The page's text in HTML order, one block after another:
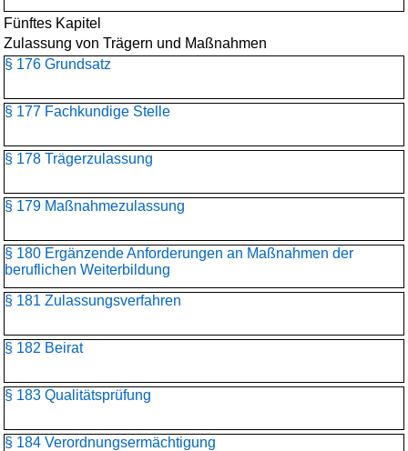
Fünftes Kapitel
Zulassung von Trägern und Maßnahmen
§ 176 Grundsatz
§ 177 Fachkundige Stelle
§ 178 Trägerzulassung
§ 179 Maßnahmezulassung
§ 180 Ergänzende Anforderungen an Maßnahmen der
beruflichen Weiterbildung
§ 181 Zulassungsverfahren
§ 182 Beirat
§ 183 Qualitätsprüfung
§ 184 Verordnungsermächtigung